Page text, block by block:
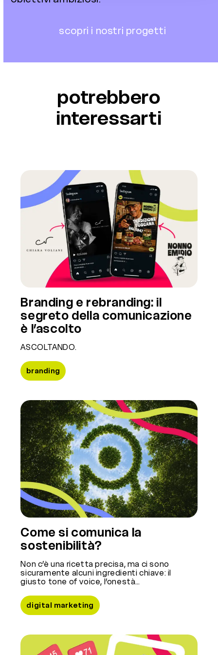
scopri i nostri progetti
potrebbero
interessarti
Branding e rebranding: il
segreto della comunicazione
è l’ascolto
ASCOLTANDO.
branding
Come si comunica la
sostenibilità?
Non c’è una ricetta precisa, ma ci sono
sicuramente alcuni ingredienti chiave: il
giusto tone of voice, l’onestà…
digital marketing